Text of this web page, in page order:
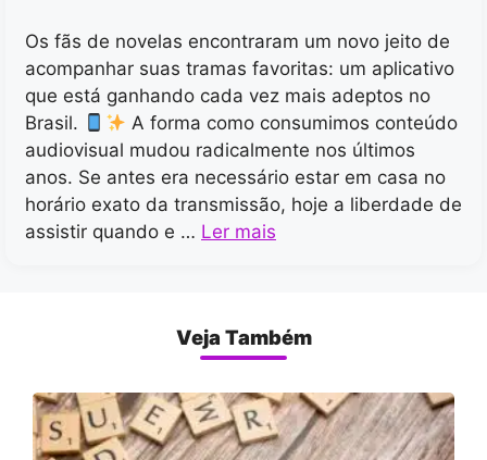
Os fãs de novelas encontraram um novo jeito de
acompanhar suas tramas favoritas: um aplicativo
que está ganhando cada vez mais adeptos no
Brasil.
A forma como consumimos conteúdo
audiovisual mudou radicalmente nos últimos
anos. Se antes era necessário estar em casa no
horário exato da transmissão, hoje a liberdade de
assistir quando e … Ler mais
Veja Também